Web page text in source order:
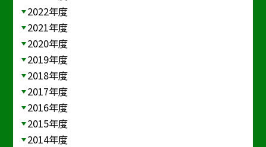
2022年度
2021年度
2020年度
2019年度
2018年度
2017年度
2016年度
2015年度
2014年度